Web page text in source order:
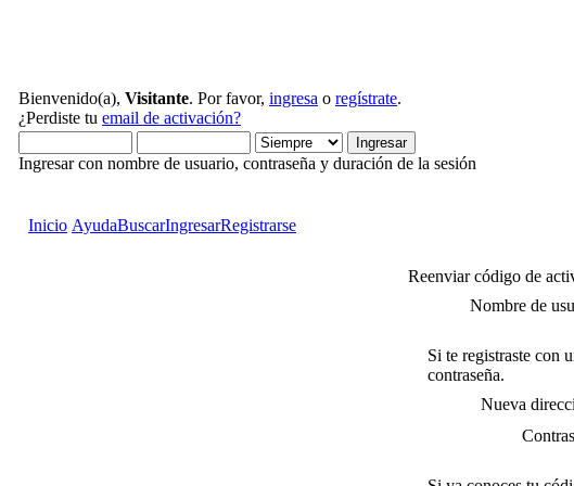
Bienvenido(a), Visitante. Por favor, ingresa o regístrate.
¿Perdiste tu email de activación?
Ingresar con nombre de usuario, contraseña y duración de la sesión
Inicio AyudaBuscarIngresarRegistrarse
Reenviar código de
Nombre de
Si te registraste con
contraseña.
Nueva